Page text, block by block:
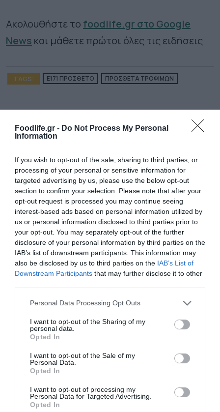
Foodlife.gr - Do Not Process My Personal
Information
If you wish to opt-out of the sale, sharing to third parties, or
processing of your personal or sensitive information for
targeted advertising by us, please use the below opt-out
section to confirm your selection. Please note that after your
opt-out request is processed you may continue seeing
interest-based ads based on personal information utilized by
us or personal information disclosed to third parties prior to
your opt-out. You may separately opt-out of the further
disclosure of your personal information by third parties on the
IAB’s list of downstream participants. This information may
also be disclosed by us to third parties on the IAB’s List of
Downstream Participants that may further disclose it to other
Please note that this website/app uses one or more Google
not limited to your visit or usage behaviour. You may click to
grant or deny consent to Google and its third-party tags to
use your data for below specified purposes in below Google
consent section.
Personal Data Processing Opt Outs
I want to opt-out of the Sharing of my
personal data.
Opted In
I want to opt-out of the Sale of my
Personal Data.
Opted In
I want to opt-out of processing my
Personal Data for Targeted Advertising.
Opted In
Ακολουθήστε το foodlife.gr στο Google
News και μάθετε πρώτοι όλες τις ειδήσεις
TAGS: Ε171 ΠΡΟΣΘΕΤΟ ΠΡΟΣΘΕΤΑ ΤΡΟΦΙΜΩΝ
05.08.2026
Παπουτσάνης: Αύξηση 5% του κύκλου
εξαγωγές